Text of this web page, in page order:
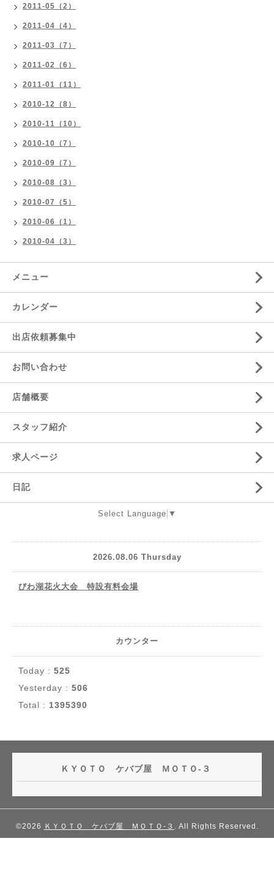
2011-05（2）
2011-04（4）
2011-03（7）
2011-02（6）
2011-01（11）
2010-12（8）
2010-11（10）
2010-10（7）
2010-09（7）
2010-08（3）
2010-07（5）
2010-06（1）
2010-04（3）
メニュー
カレンダー
出店依頼募集中
お問い合わせ
店舗概要
スタッフ紹介
求人ページ
日記
Select Language ▼
2026.08.06 Thursday
びわ湖花火大会 特設有料会場
カウンター
Today : 525
Yesterday : 506
Total : 1395390
ＫＹＯＴＯ ケバブ屋 ＭＯＴＯ-３
©2026 ＫＹＯＴＯ ケバブ屋 ＭＯＴＯ-３ . All Rights Reserved.